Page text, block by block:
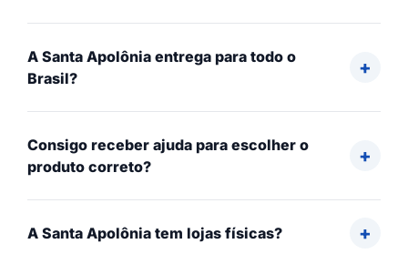
A Santa Apolônia entrega para todo o
Brasil?
Consigo receber ajuda para escolher o
produto correto?
A Santa Apolônia tem lojas físicas?